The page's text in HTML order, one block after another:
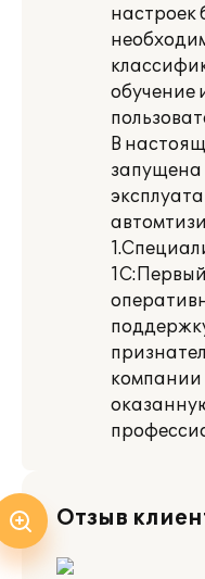
настроек
обучение
В
запущена
компании
Отзыв